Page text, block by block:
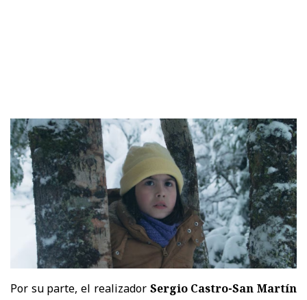
Por su parte, el realizador Sergio Castro-San Martín